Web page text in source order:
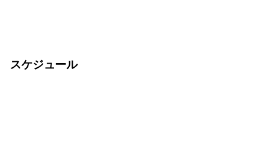
スケジュール